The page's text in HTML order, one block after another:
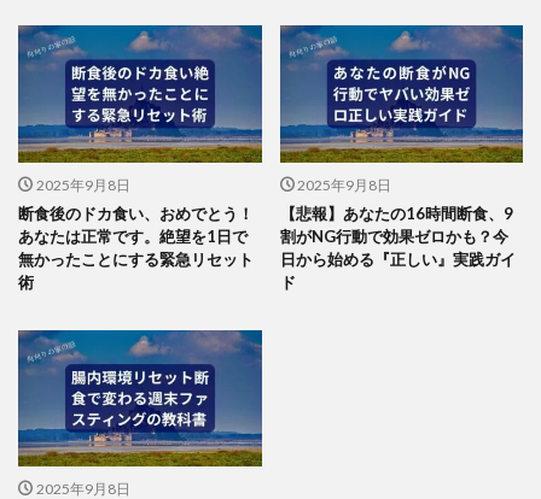
2025年9月8日
断食後のドカ食い、おめでとう！
あなたは正常です。絶望を1日で
無かったことにする緊急リセット
術
2025年9月8日
【悲報】あなたの16時間断食、9
割がNG行動で効果ゼロかも？今
日から始める『正しい』実践ガイ
ド
2025年9月8日